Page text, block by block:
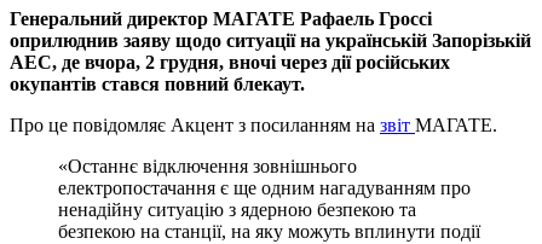
Генеральний директор МАГАТЕ Рафаель Гроссі
оприлюднив заяву щодо ситуації на українській Запорізькій
АЕС, де вчора, 2 грудня, вночі через дії російських
окупантів стався повний блекаут.
Про це повідомляє Акцент з посиланням на звіт МАГАТЕ.
«Останнє відключення зовнішнього
електропостачання є ще одним нагадуванням про
ненадійну ситуацію з ядерною безпекою та
безпекою на станції, на яку можуть вплинути події